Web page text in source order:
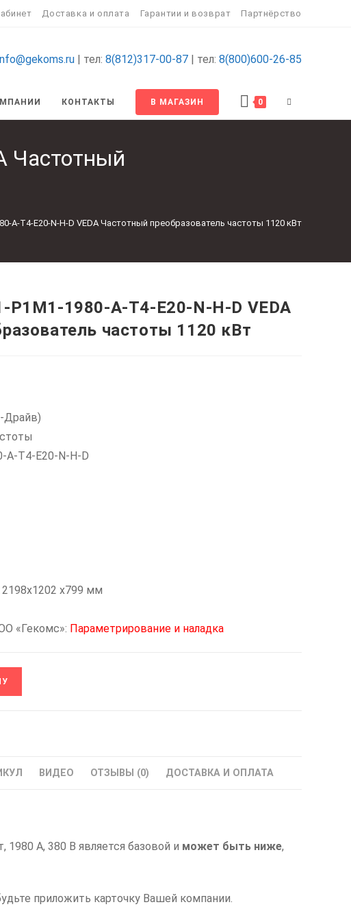
Доставка и оплата Гарантии и возврат Партнёрство
| тел: 8(812)317-00-87 | тел: 8(800)600-26-85
КОНТАКТЫ В МАГАЗИН 0
Частотный
A-T4-E20-N-H-D VEDA Частотный преобразователь частоты 1120 кВт
P1M1-1980-A-T4-E20-N-H-D VEDA
частоты 1120 кВт
Драйв)
A-T4-E20-N-H-D
х799 мм
«Гекомс»: Параметрирование и наладка
ВИДЕО ОТЗЫВЫ (0) ДОСТАВКА И ОПЛАТА
1980 А, 380 В является базовой и может быть ниже,
приложить карточку Вашей компании.